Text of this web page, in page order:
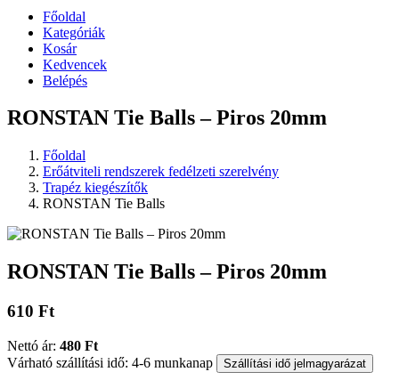
Főoldal
Kategóriák
Kosár
Kedvencek
Belépés
RONSTAN Tie Balls – Piros 20mm
Főoldal
Erőátviteli rendszerek fedélzeti szerelvény
Trapéz kiegészítők
RONSTAN Tie Balls
RONSTAN Tie Balls – Piros 20mm
610 Ft
Nettó ár: 480 Ft
Várható szállítási idő: 4-6 munkanap
Szállítási idő jelmagyarázat